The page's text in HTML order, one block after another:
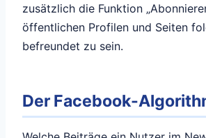
zusätzlich die Funktion
öffentlichen Profilen und Seiten
befreundet zu sein.
Der Facebook-